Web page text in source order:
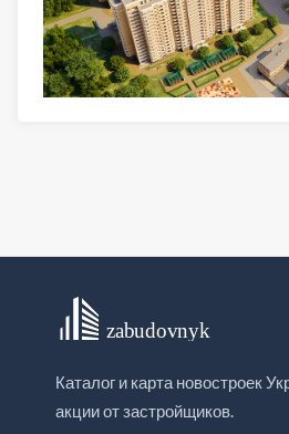
Каталог и карта новостроек
акции от застройщиков.